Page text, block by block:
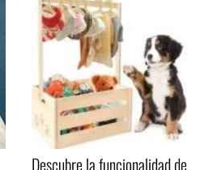
Descubre la funcionalidad de